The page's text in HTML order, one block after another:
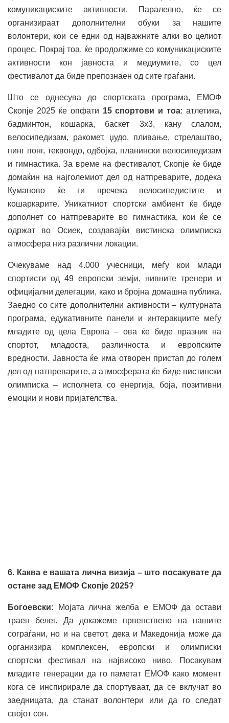
комуникациските активности. Паралелно, ќе се
организираат дополнителни обуки за нашите
волонтери, кои се едни од најважните алки во целиот
процес. Покрај тоа, ќе продолжиме со комуникациските
активности кон јавноста и медиумите, со цел
фестивалот да биде препознаен од сите граѓани.
Што се однесува до спортската програма, ЕМОФ
Скопје 2025 ќе опфати 15 спортови и тоа: атлетика,
бадминтон, кошарка, баскет 3х3, кану слалом,
велосипедизам, ракомет, џудо, пливање, стрелаштво,
пинг понг, теквондо, одбојка, планински велосипедизам
и гимнастика. За време на фестивалот, Скопје ќе биде
домаќин на најголемиот дел од натпреварите, додека
Куманово ќе ги пречека велосипедистите и
кошаркарите. Уникатниот спортски амбиент ќе биде
дополнет со натпреварите во гимнастика, кои ќе се
одржат во Осиек, создавајќи вистинска олимписка
атмосфера низ различни локации.
Очекуваме над 4.000 учесници, меѓу кои млади
спортисти од 49 европски земји, нивните тренери и
официјални делегации, како и бројна домашна публика.
Заедно со сите дополнителни активности – културната
програма, едукативните панели и интеракциите меѓу
младите од цела Европа – ова ќе биде празник на
спортот, младоста, различноста и европските
вредности. Јавноста ќе има отворен пристап до голем
дел од натпреварите, а атмосферата ќе биде вистински
олимписка – исполнета со енергија, боја, позитивни
емоции и нови пријателства.
6. Каква е вашата лична визија – што посакувате да
остане зад ЕМОФ Скопје 2025?
Богоевски:
Мојата лична желба е ЕМОФ да остави
траен белег. Да докажеме првенствено на нашите
сограѓани, но и на светот, дека и Македонија може да
организира комплексен, европски и олимписки
спортски фестивал на највисоко ниво. Посакувам
младите генерации да го паметат ЕМОФ како момент
кога се инспирирале да спортуваат, да се вклучат во
заедницата, да станат волонтери или да го следат
својот сон.